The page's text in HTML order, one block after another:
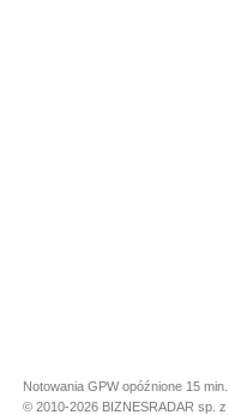
Notowania GPW opóźnione 15 min.
© 2010-2026 BIZNESRADAR sp.